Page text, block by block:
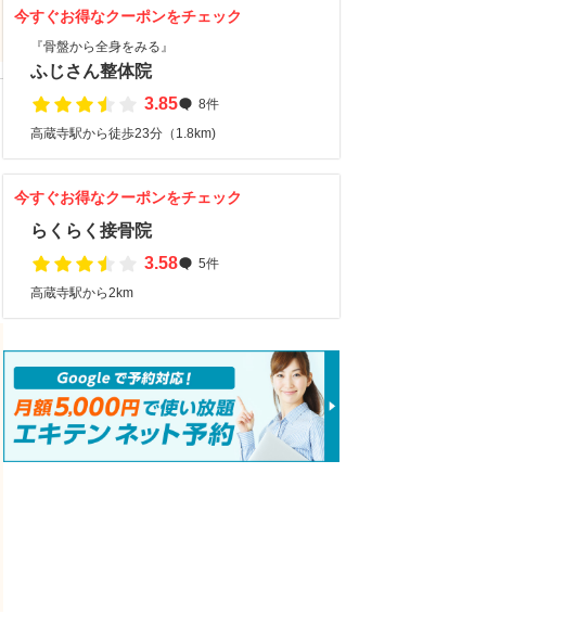
今すぐお得なクーポンをチェック
『骨盤から全身をみる』
ふじさん整体院
3.85
8件
高蔵寺駅から徒歩23分（1.8km)
今すぐお得なクーポンをチェック
らくらく接骨院
3.58
5件
高蔵寺駅から2km